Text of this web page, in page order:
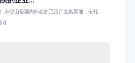
东佛山是国内知名的卫浴产业集聚地，依托...